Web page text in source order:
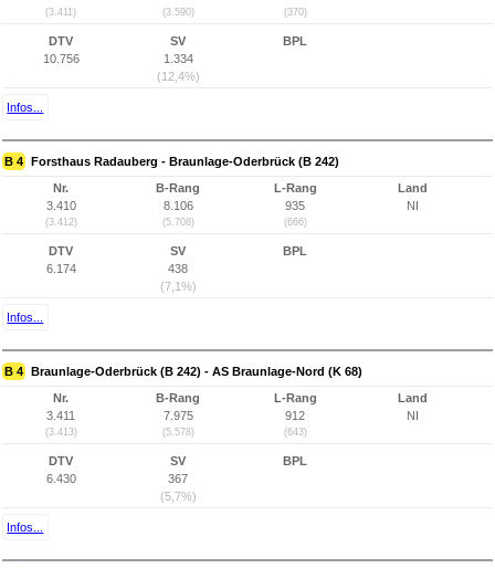
(3.411) (3.590) (370)
DTV
10.756
SV
1.334
(12,4%)
BPL
Infos...
B 4 Forsthaus Radauberg - Braunlage-Oderbrück (B 242)
Nr.
3.410
(3.412)
B-Rang
8.106
(5.708)
L-Rang
935
(666)
Land
NI
DTV
6.174
SV
438
(7,1%)
BPL
Infos...
B 4 Braunlage-Oderbrück (B 242) - AS Braunlage-Nord (K 68)
Nr.
3.411
(3.413)
B-Rang
7.975
(5.578)
L-Rang
912
(643)
Land
NI
DTV
6.430
SV
367
(5,7%)
BPL
Infos...